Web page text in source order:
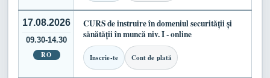
17.08.2026
09.30-14.30
RO
CURS de instruire în domeniul securității și
sănătății în muncă niv. I - online
Inscrie-te Cont de plată